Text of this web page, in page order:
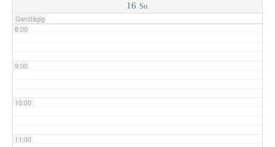
16 So.
Ganztägig
8:00
9:00
10:00
11:00